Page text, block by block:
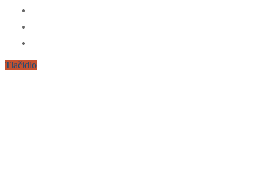
Tlačidlo